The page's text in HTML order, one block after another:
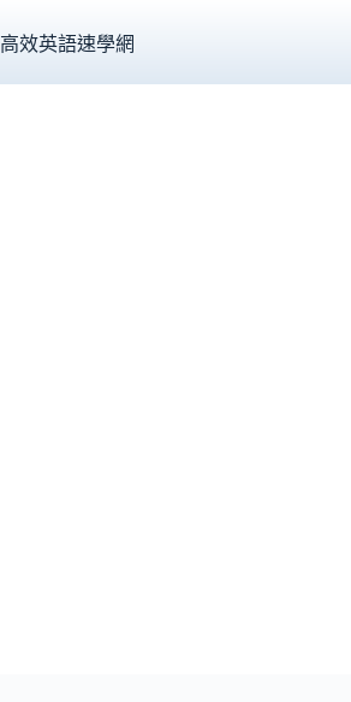
至
高效英語速學網